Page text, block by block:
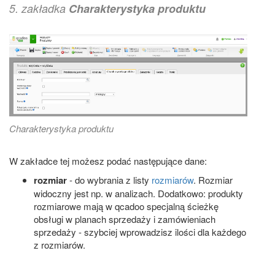
5. zakładka Charakterystyka produktu
Charakterystyka produktu
W zakładce tej możesz podać następujące dane:
rozmiar- do wybrania z listy rozmiarów. Rozmiar
widoczny jest np. w analizach. Dodatkowo: produkty
rozmiarowe mają w qcadoo specjalną ścieżkę
obsługi w planach sprzedaży i zamówieniach
sprzedaży - szybciej wprowadzisz ilości dla każdego
z rozmiarów.